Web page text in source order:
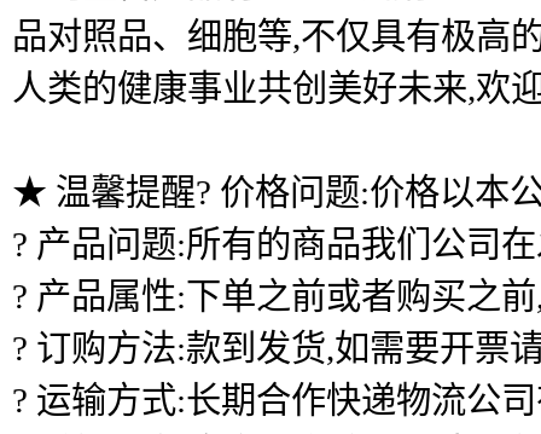
品对照品、细胞等,不仅具有极高
人类的健康事业共创美好未来,欢
★ 温馨提醒? 价格问题:价格以本
? 产品问题:所有的商品我们公司
? 产品属性:下单之前或者购买之
? 订购方法:款到发货,如需要开票
? 运输方式:长期合作快递物流公